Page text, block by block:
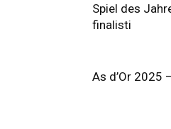
Spiel des
finalisti
As d’Or 2025